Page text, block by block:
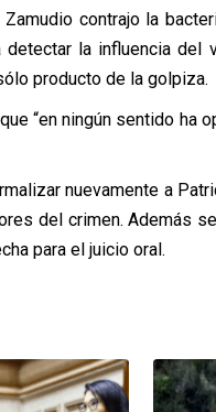
contrajo la
la influencia del
producto de la golpiza.
“en ningún sentido ha
nuevamente a
del crimen. Además
para el juicio oral.